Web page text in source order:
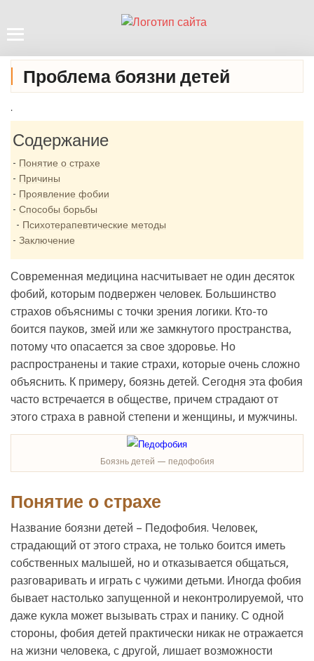
Проблема боязни детей
.
Содержание
Понятие о страхе
Причины
Проявление фобии
Способы борьбы
Психотерапевтические методы
Заключение
Современная медицина насчитывает не один десяток
фобий, которым подвержен человек. Большинство
страхов объяснимы с точки зрения логики. Кто-то
боится пауков, змей или же замкнутого пространства,
потому что опасается за свое здоровье. Но
распространены и такие страхи, которые очень сложно
объяснить. К примеру, боязнь детей. Сегодня эта фобия
часто встречается в обществе, причем страдают от
этого страха в равной степени и женщины, и мужчины.
Боязнь детей — педофобия
Понятие о страхе
Название боязни детей – Педофобия. Человек,
страдающий от этого страха, не только боится иметь
собственных малышей, но и отказывается общаться,
разговаривать и играть с чужими детьми. Иногда фобия
бывает настолько запущенной и неконтролируемой, что
даже кукла может вызывать страх и панику. С одной
стороны, фобия детей практически никак не отражается
на жизни человека, с другой, лишает возможности